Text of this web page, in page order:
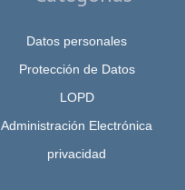
Datos personales
Protección de Datos
LOPD
Administración Electrónica
privacidad